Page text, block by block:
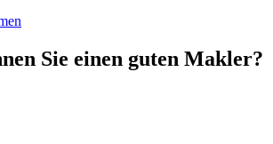
Sie einen guten Makler?